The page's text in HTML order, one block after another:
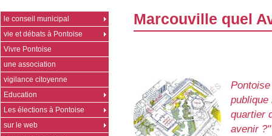
Marcouville quel
publique
quartier
avenir ?"
le conseil municipal
vie et débats à Pontoise
Vivre Pontoise
une association
vigilance citoyenne
Education
Les élections à Pontoise
sur le web